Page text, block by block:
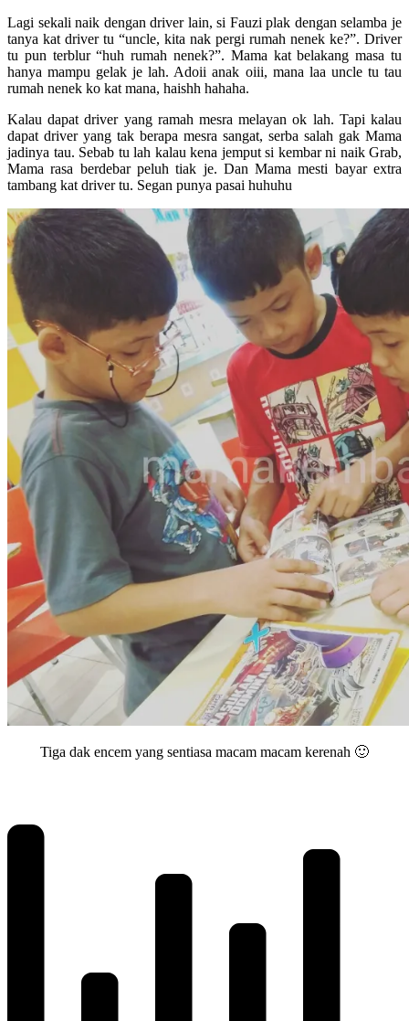
Lagi sekali naik dengan driver lain, si Fauzi plak dengan selamba je
tanya kat driver tu “uncle, kita nak pergi rumah nenek ke?”. Driver
tu pun terblur “huh rumah nenek?”. Mama kat belakang masa tu
hanya mampu gelak je lah. Adoii anak oiii, mana laa uncle tu tau
rumah nenek ko kat mana, haishh hahaha.
Kalau dapat driver yang ramah mesra melayan ok lah. Tapi kalau
dapat driver yang tak berapa mesra sangat, serba salah gak Mama
jadinya tau. Sebab tu lah kalau kena jemput si kembar ni naik Grab,
Mama rasa berdebar peluh tiak je. Dan Mama mesti bayar extra
tambang kat driver tu. Segan punya pasai huhuhu
Tiga dak encem yang sentiasa macam macam kerenah 🙂